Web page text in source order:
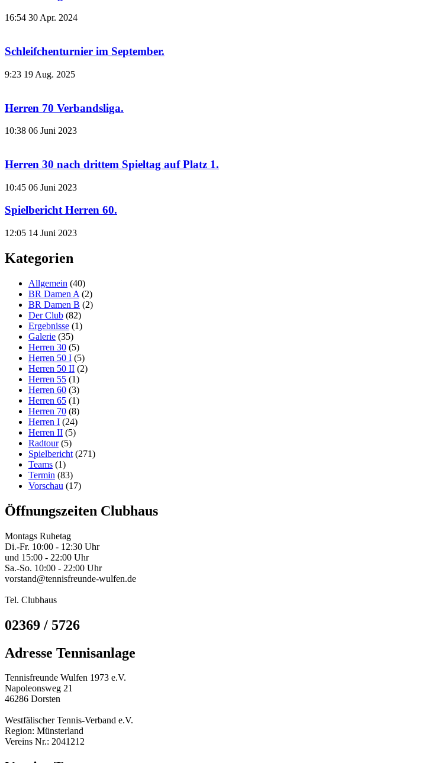
16:54 30 Apr. 2024
Schleifchenturnier im September.
9:23 19 Aug. 2025
Herren 70 Verbandsliga.
10:38 06 Juni 2023
Herren 30 nach drittem Spieltag auf Platz 1.
10:45 06 Juni 2023
Spielbericht Herren 60.
12:05 14 Juni 2023
Kategorien
Allgemein (40)
BR Damen A (2)
BR Damen B (2)
Der Club (82)
Ergebnisse (1)
Galerie (35)
Herren 30 (5)
Herren 50 I (5)
Herren 50 II (2)
Herren 55 (1)
Herren 60 (3)
Herren 65 (1)
Herren 70 (8)
Herren I (24)
Herren II (5)
Radtour(5)
Spielbericht (271)
Teams (1)
Termin (83)
Vorschau (17)
Öffnungszeiten Clubhaus
Montags Ruhetag
Di.-Fr. 10:00 - 12:30 Uhr
und 15:00 - 22:00 Uhr
Sa.-So. 10:00 - 22:00 Uhr
vorstand@tennisfreunde-wulfen.de
Tel. Clubhaus
02369 / 5726
Adresse Tennisanlage
Tennisfreunde Wulfen 1973 e.V.
Napoleonsweg 21
46286 Dorsten
Westfälischer Tennis-Verband e.V.
Region: Münsterland
Vereins Nr.: 2041212